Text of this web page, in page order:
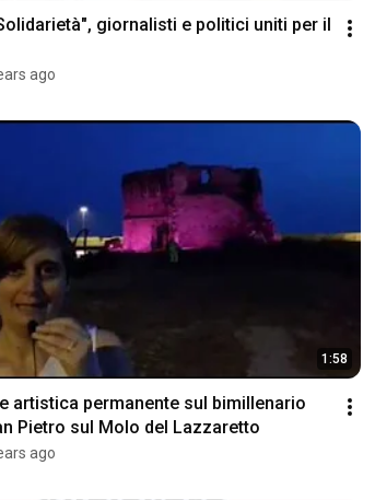
giornalisti e politici uniti per il
ago
1:58
artistica permanente sul bimillenario
Pietro sul Molo del Lazzaretto
ago